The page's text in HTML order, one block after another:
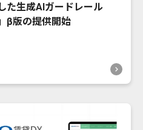
た生成AIガードレール
β版の提供開始